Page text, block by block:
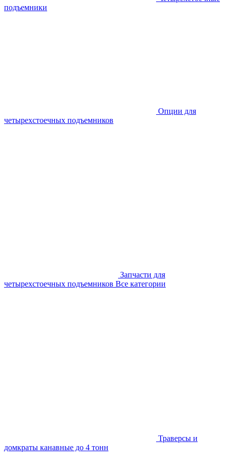
подъемники
Опции для
четырехстоечных подъемников
Запчасти для
четырехстоечных подъемников Все категории
Траверсы и
домкраты канавные до 4 тонн